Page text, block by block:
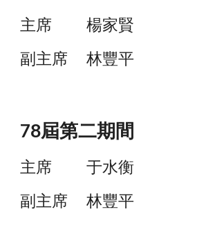
主席
楊家賢
副主席
林豐平
78屆第二期間
主席
于水衡
副主席
林豐平